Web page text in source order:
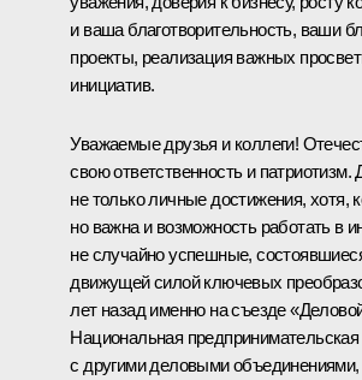
и ваша благотворительность, ваши
проекты, реализация важных
инициатив.
Уважаемые друзья и коллеги!
свою ответственность и
не только личные достижения, хотя,
но важна и возможность работать в
не случайно успешные,
движущей силой ключевых
лет назад именно на съезде
Национальная
с другими деловыми объединениями,